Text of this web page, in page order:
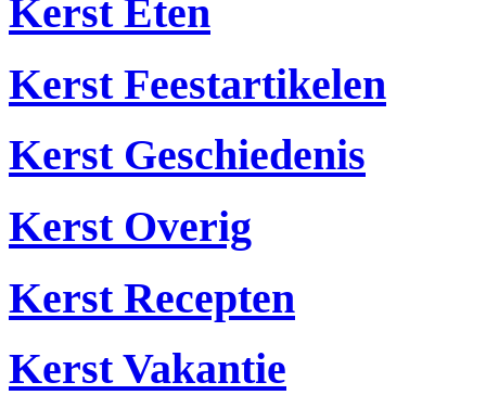
Kerst Eten
Kerst Feestartikelen
Kerst Geschiedenis
Kerst Overig
Kerst Recepten
Kerst Vakantie